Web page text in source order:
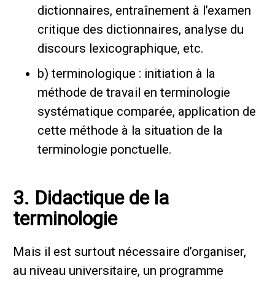
dictionnaires, entraînement à l’examen
critique des dictionnaires, analyse du
discours lexicographique, etc.
b) terminologique : initiation à la
méthode de travail en terminologie
systématique comparée, application de
cette méthode à la situation de la
terminologie ponctuelle.
3. Didactique de la
terminologie
Mais il est surtout nécessaire d’organiser,
au niveau universitaire, un programme